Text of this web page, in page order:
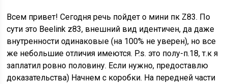
Всем привет! Сегодня речь пойдет о мини пк Z83. По
сути это Beelink z83, внешний вид идентичен, да даже
внутренности одинаковые (на 100% не уверен), но все
же небольшие отличия имеются. P.s. это полу-п.18, т.к я
заплатил ровно половину. Если нужно, предоставлю
доказательства) Начнем с коробки. На передней части